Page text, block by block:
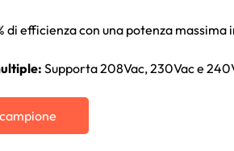
di efficienza con una potenza massima
Supporta 208Vac, 230Vac e